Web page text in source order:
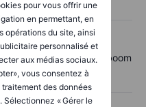
pour vous offrir une
en permettant, en
opérations du site, ainsi
personnalisé et
aux médias sociaux.
vous consentez à
des données
Sélectionnez « Gérer le
08-06 11:00:00
Europe’s defence boom
contract survives